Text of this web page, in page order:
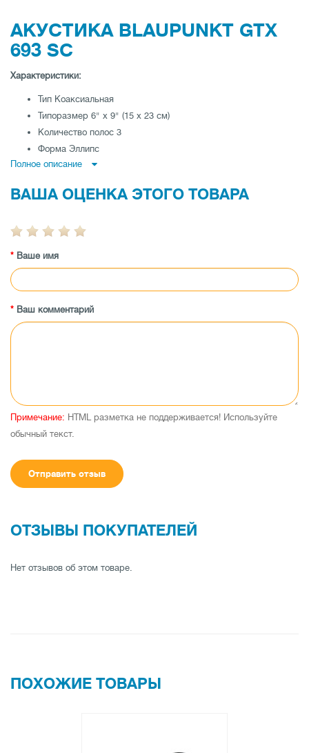
АКУСТИКА BLAUPUNKT GTX
693 SC
Характеристики:
Тип Коаксиальная
Типоразмер 6" x 9" (15 x 23 см)
Количество полос 3
Форма Эллипс
Пиковая мощность 260 Вт
Частотная характеристика 40 - 22000 Гц
Чувствительность 92 дБ
Полное описание
ВАША ОЦЕНКА ЭТОГО ТОВАРА
Ваше имя
Ваш комментарий
Примечание: HTML разметка не поддерживается! Используйте
обычный текст.
Отправить отзыв
ОТЗЫВЫ ПОКУПАТЕЛЕЙ
Нет отзывов об этом товаре.
ПОХОЖИЕ ТОВАРЫ